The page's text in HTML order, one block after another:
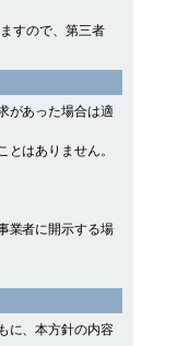
すので、第三者
があった場合は適
はありません。
業者に開示する場
に、本方針の内容